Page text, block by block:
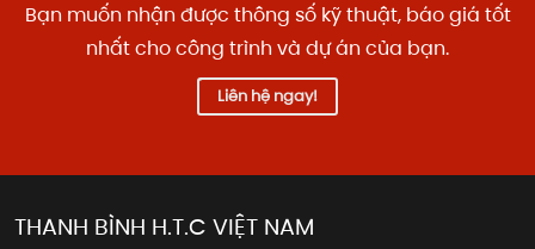
Bạn muốn nhận được thông số kỹ thuật, báo giá tốt
nhất cho công trình và dự án của bạn.
Liên hệ ngay!
THANH BÌNH H.T.C VIỆT NAM